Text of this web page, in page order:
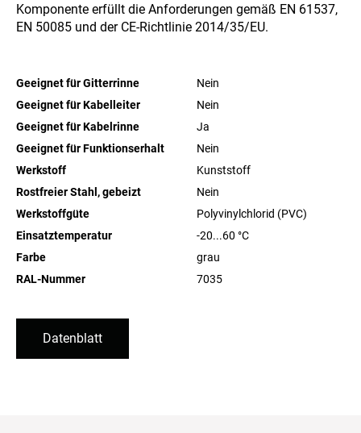
Komponente erfüllt die Anforderungen gemäß EN 61537,
EN 50085 und der CE-Richtlinie 2014/35/EU.
Geeignet für Gitterrinne
Nein
Geeignet für Kabelleiter
Nein
Geeignet für Kabelrinne
Ja
Geeignet für Funktionserhalt
Nein
Werkstoff
Kunststoff
Rostfreier Stahl, gebeizt
Nein
Werkstoffgüte
Polyvinylchlorid (PVC)
Einsatztemperatur
-20...60 °C
Farbe
grau
RAL-Nummer
7035
Datenblatt